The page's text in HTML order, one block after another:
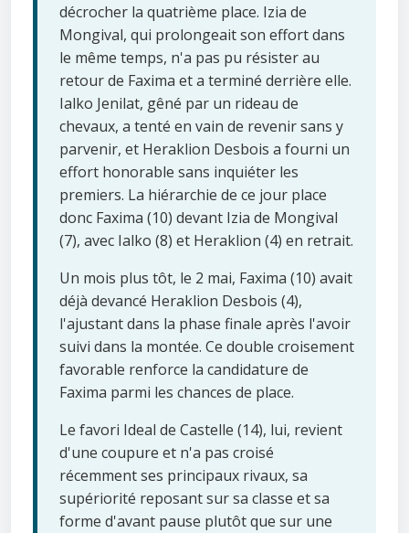
décrocher la quatrième place. Izia de
Mongival, qui prolongeait son effort dans
le même temps, n'a pas pu résister au
retour de Faxima et a terminé derrière elle.
Ialko Jenilat, gêné par un rideau de
chevaux, a tenté en vain de revenir sans y
parvenir, et Heraklion Desbois a fourni un
effort honorable sans inquiéter les
premiers. La hiérarchie de ce jour place
donc Faxima (10) devant Izia de Mongival
(7), avec Ialko (8) et Heraklion (4) en retrait.
Un mois plus tôt, le 2 mai, Faxima (10) avait
déjà devancé Heraklion Desbois (4),
l'ajustant dans la phase finale après l'avoir
suivi dans la montée. Ce double croisement
favorable renforce la candidature de
Faxima parmi les chances de place.
Le favori Ideal de Castelle (14), lui, revient
d'une coupure et n'a pas croisé
récemment ses principaux rivaux, sa
supériorité reposant sur sa classe et sa
forme d'avant pause plutôt que sur une